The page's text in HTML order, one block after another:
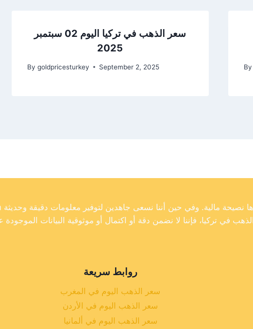
سعر الذهب في تركيا اليوم 02 سبتمبر
2025
By goldpricesturkey September 2, 2025 By
روابط سريعة
سعر الذهب اليوم في المغرب
سعر الذهب اليوم في الأردن
سعر الذهب اليوم في ألمانيا